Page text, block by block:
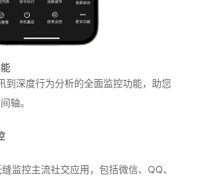
到深度行为分析的全面监控功能，助您
轴。
监控主流社交应用，包括微信、QQ、